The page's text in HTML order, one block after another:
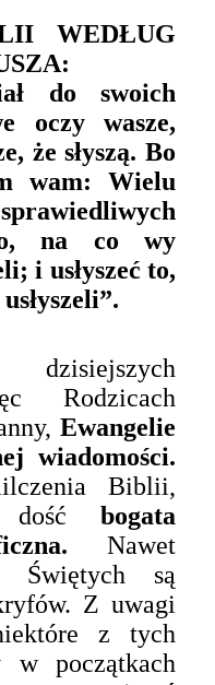
WEDŁUG
do swoich
oczy wasze,
że słyszą. Bo
wam: Wielu
na co wy
i usłyszeć to,
Rodzicach
Ewangelie
wiadomości.
Biblii,
dośćbogata
Nawet
Świętych są
Z uwagi
z tych
w początkach